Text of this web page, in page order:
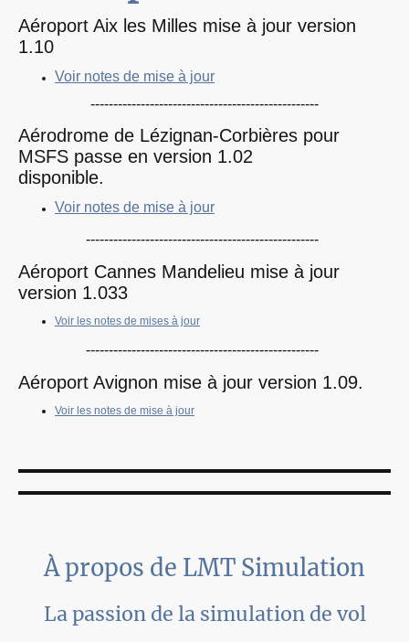
Aéroport Aix les Milles mise à jour version
1.10
Voir notes de mise à jour
--------------------------------------------------
Aérodrome de Lézignan-Corbières pour
MSFS passe en version 1.02
disponible.
Voir notes de mise à jour
---------------------------------------------------
Aéroport Cannes Mandelieu mise à jour
version 1.033
Voir les notes de mises à jour
---------------------------------------------------
Aéroport Avignon mise à jour version 1.09.
Voir les notes de mise à jour
À propos de LMT Simulation
La passion de la simulation de vol